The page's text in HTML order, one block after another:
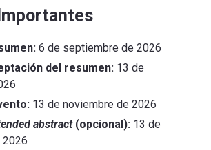
6 de septiembre de 2026
del resumen: 13 de
13 de noviembre de 2026
abstract(opcional): 13 de